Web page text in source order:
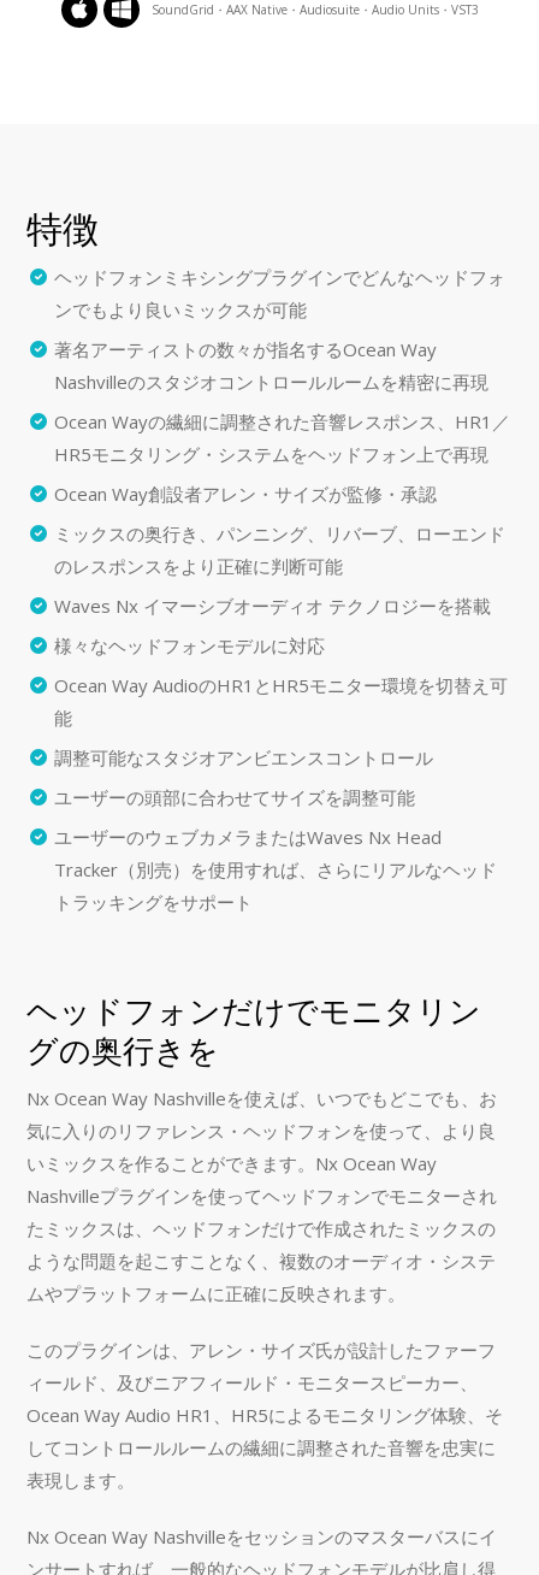
SoundGrid・AAX Native・Audiosuite・Audio Units・VST3
特徴
ヘッドフォンミキシングプラグインでどんなヘッドフォ
ンでもより良いミックスが可能
著名アーティストの数々が指名するOcean Way
Nashvilleのスタジオコントロールルームを精密に再現
Ocean Wayの繊細に調整された音響レスポンス、HR1／
HR5モニタリング・システムをヘッドフォン上で再現
Ocean Way創設者アレン・サイズが監修・承認
ミックスの奥行き、パンニング、リバーブ、ローエンド
のレスポンスをより正確に判断可能
Waves Nx イマーシブオーディオ テクノロジーを搭載
様々なヘッドフォンモデルに対応
Ocean Way AudioのHR1とHR5モニター環境を切替え可
能
調整可能なスタジオアンビエンスコントロール
ユーザーの頭部に合わせてサイズを調整可能
ユーザーのウェブカメラまたはWaves Nx Head
Tracker（別売）を使用すれば、さらにリアルなヘッド
トラッキングをサポート
ヘッドフォンだけでモニタリン
グの奥行きを
Nx Ocean Way Nashvilleを使えば、いつでもどこでも、お
気に入りのリファレンス・ヘッドフォンを使って、より良
いミックスを作ることができます。Nx Ocean Way
Nashvilleプラグインを使ってヘッドフォンでモニターされ
たミックスは、ヘッドフォンだけで作成されたミックスの
ような問題を起こすことなく、複数のオーディオ・システ
ムやプラットフォームに正確に反映されます。
このプラグインは、アレン・サイズ氏が設計したファーフ
ィールド、及びニアフィールド・モニタースピーカー、
Ocean Way Audio HR1、HR5によるモニタリング体験、そ
してコントロールルームの繊細に調整された音響を忠実に
表現します。
Nx Ocean Way Nashvilleをセッションのマスターバスにイ
ンサートすれば、一般的なヘッドフォンモデルが比肩し得